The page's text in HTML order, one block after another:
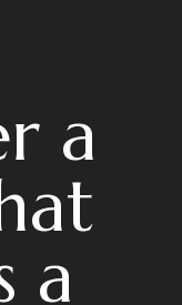
a
a